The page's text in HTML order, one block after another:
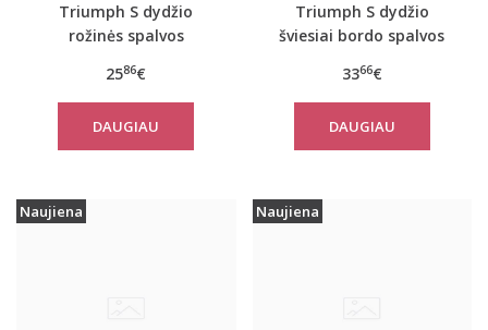
Triumph S dydžio
rožinės spalvos
marškinėliai women
move FLEX Tank
2586€
DAUGIAU
Triumph S dydžio
šviesiai bordo spalvos
marškinėliai women
move FLOW Tank Top
3366€
DAUGIAU
Naujiena Naujiena